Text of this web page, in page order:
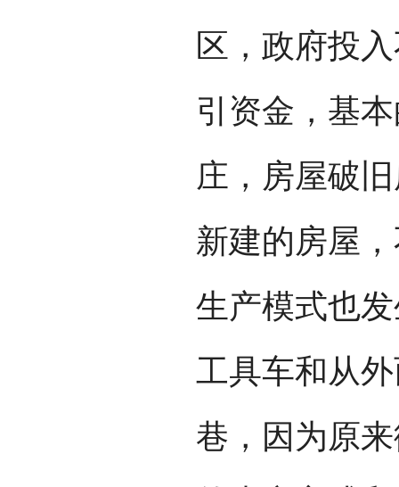
区，政府投
引资金，基
庄，房屋破
新建的房屋
生产模式也
工具车和从
巷，因为原